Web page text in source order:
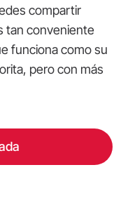
compartir
tan conveniente
funciona como su
pero con más